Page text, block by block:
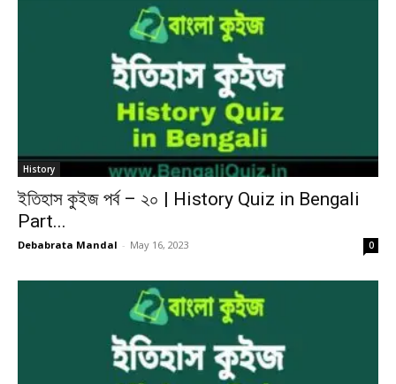
History
ইতিহাস কুইজ পর্ব – ২০ | History Quiz in Bengali
Part...
Debabrata Mandal - May 16, 2023 0